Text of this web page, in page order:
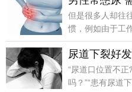
但是很多人却往
惯，例如由于工
状况不好，久而
尿道下裂好
“尿道口位置不
吗？”“患有尿道